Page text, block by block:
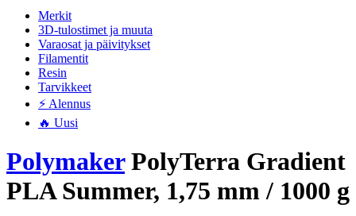
Merkit
3D-tulostimet ja muuta
Varaosat ja päivitykset
Filamentit
Resin
Tarvikkeet
⚡ Alennus
🔥 Uusi
PolymakerPolyTerra Gradient
PLA Summer, 1,75 mm / 1000 g